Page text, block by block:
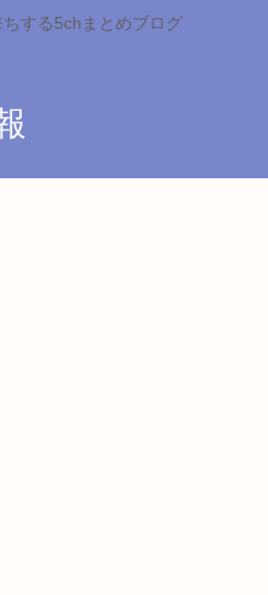
する5chまとめブログ